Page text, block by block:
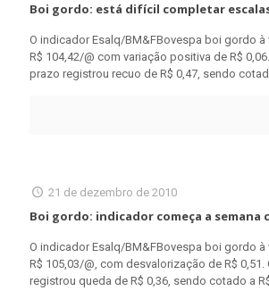
Boi gordo: está difícil completar
O indicador Esalq/BM&FBovespa boi gordo
R$ 104,42/@ com variação positiva de R$
prazo registrou recuo de R$ 0,47, sendo
21 de dezembro de 2010
Boi gordo: indicador começa a semana
O indicador Esalq/BM&FBovespa boi gordo
R$ 105,03/@, com desvalorização de R$
registrou queda de R$ 0,36, sendo cotado a